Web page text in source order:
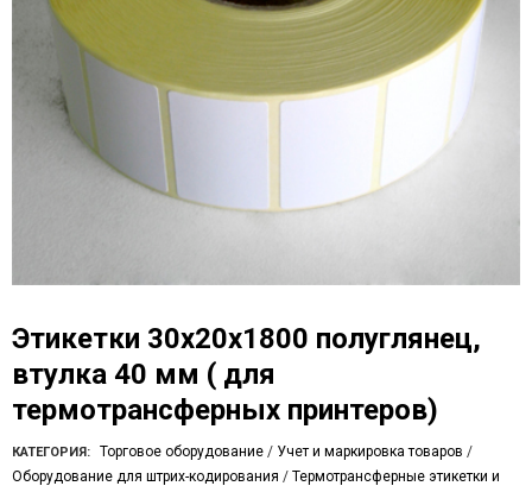
Этикетки 30х20х1800 полуглянец,
втулка 40 мм ( для
термотрансферных принтеров)
КАТЕГОРИЯ: Торговое оборудование / Учет и маркировка товаров /
Оборудование для штрих-кодирования / Термотрансферные этикетки и